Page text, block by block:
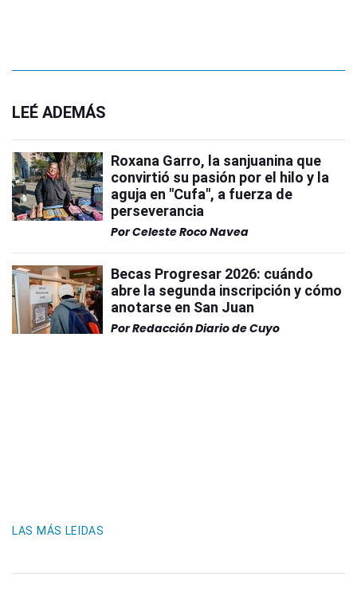
LEÉ ADEMÁS
Roxana Garro, la sanjuanina que
convirtió su pasión por el hilo y la
aguja en "Cufa", a fuerza de
perseverancia
PorCeleste Roco Navea
Becas Progresar 2026: cuándo
abre la segunda inscripción y cómo
anotarse en San Juan
PorRedacción Diario de Cuyo
LAS MÁS LEIDAS